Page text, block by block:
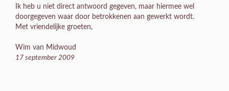
Ik heb u niet direct antwoord gegeven, maar hiermee wel
doorgegeven waar door betrokkenen aan gewerkt wordt.
Met vriendelijke groeten,
Wim van Midwoud
17 september 2009